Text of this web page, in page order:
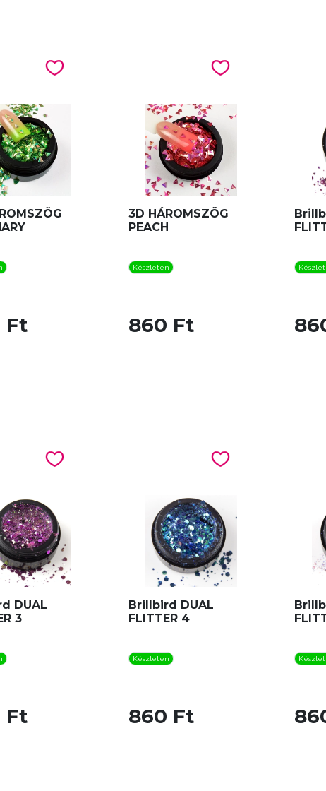
Ft
3D HÁROMSZÖG
PEACH
Készleten
860 Ft
DUAL
3
Ft
Brillbird DUAL
FLITTER 4
Készleten
860 Ft